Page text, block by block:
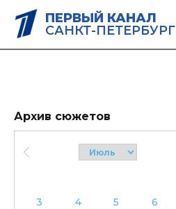
ПЕРВЫЙ КАНАЛ
САНКТ-ПЕТЕРБУРГ
Архив сюжетов
3
4 5 6